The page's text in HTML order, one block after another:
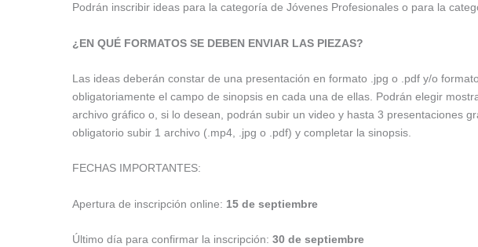
Podrán inscribir ideas para la categoría de Jóvenes Profesionales o para la
¿EN QUÉ FORMATOS SE DEBEN ENVIAR LAS PIEZAS?
Las ideas deberán constar de una presentación en formato .jpg o .pdf y/o
obligatoriamente el campo de sinopsis en cada una de ellas. Podrán elegir
archivo gráfico o, si lo desean, podrán subir un video y hasta 3 presentaciones
obligatorio subir 1 archivo (.mp4, .jpg o .pdf) y completar la sinopsis.
FECHAS IMPORTANTES:
Apertura de inscripción online: 15 de septiembre
Último día para confirmar la inscripción: 30 de septiembre